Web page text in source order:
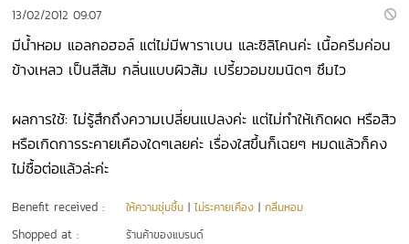
13/02/2012 09:07
มีน้ำหอม แอลกอฮอล์ แต่ไม่มีพาราเบน และซิลิโคนค่ะ เนื้อครีมค่อน
ข้างเหลว เป็นสีส้ม กลิ่นแบบผิวส้ม เปรี้ยวอมขมนิดๆ ซึมไว
ผลการใช้: ไม่รู้สึกถึงความเปลี่ยนแปลงค่ะ แต่ไม่ทำให้เกิดผด หรือสิว
หรือเกิดการระคายเคืองใดๆเลยค่ะ เรื่องใสขึ้นก็เฉยๆ หมดแล้วก็คง
ไม่ซื้อต่อแล้วล่ะค่ะ
Benefit received : ให้ความชุ่มชื้น |ไม่ระคายเคือง |กลิ่นหอม
Shopped at : ร้านค้าของแบรนด์